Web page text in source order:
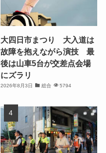
大四日市まつり 大入道は
故障を抱えながら演技 最
後は山車5台が交差点会場
にズラリ
2026年8月3日 総合 5794